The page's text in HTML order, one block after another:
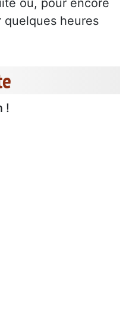
ou, pour encore
heures
!